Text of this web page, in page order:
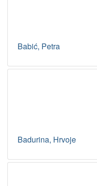
Babić, Petra
Badurina, Hrvoje